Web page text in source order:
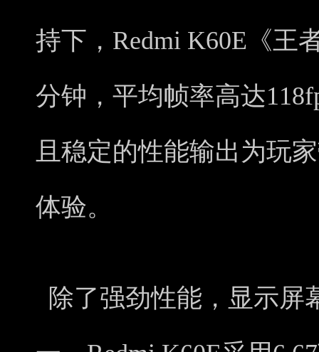
持下，Redmi K60E《王
分钟，平均帧率高达
且稳定的性能输出为玩
体验。
除了强劲性能，显示屏